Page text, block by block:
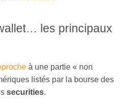
les principaux
à une partie « non
listés par la bourse des
securities.